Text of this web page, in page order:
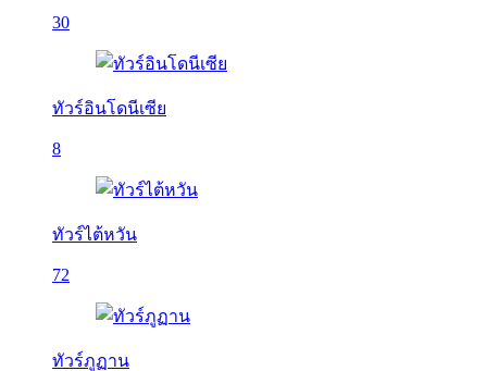
30
ทัวร์อินโดนีเซีย
8
ทัวร์ไต้หวัน
72
ทัวร์ภูฏาน